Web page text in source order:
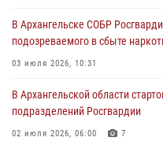
В Архангельске СОБР
подозреваемого в сбыте
03 июля 2026, 10:31
В Архангельской области
подразделений Росгвардии
02 июля 2026, 06:00 7